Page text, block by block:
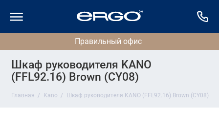
Шкаф руководителя KANO
(FFL92.16) Brown (CY08)
Главная Kano Шкаф руководителя KANO (FFL92.16) Brown (CY08)